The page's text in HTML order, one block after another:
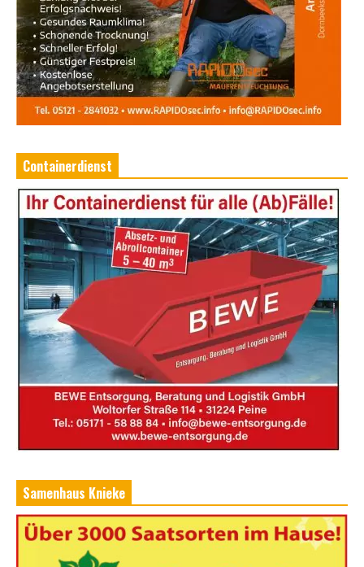
Containerdienst
Samenhaus Knieke